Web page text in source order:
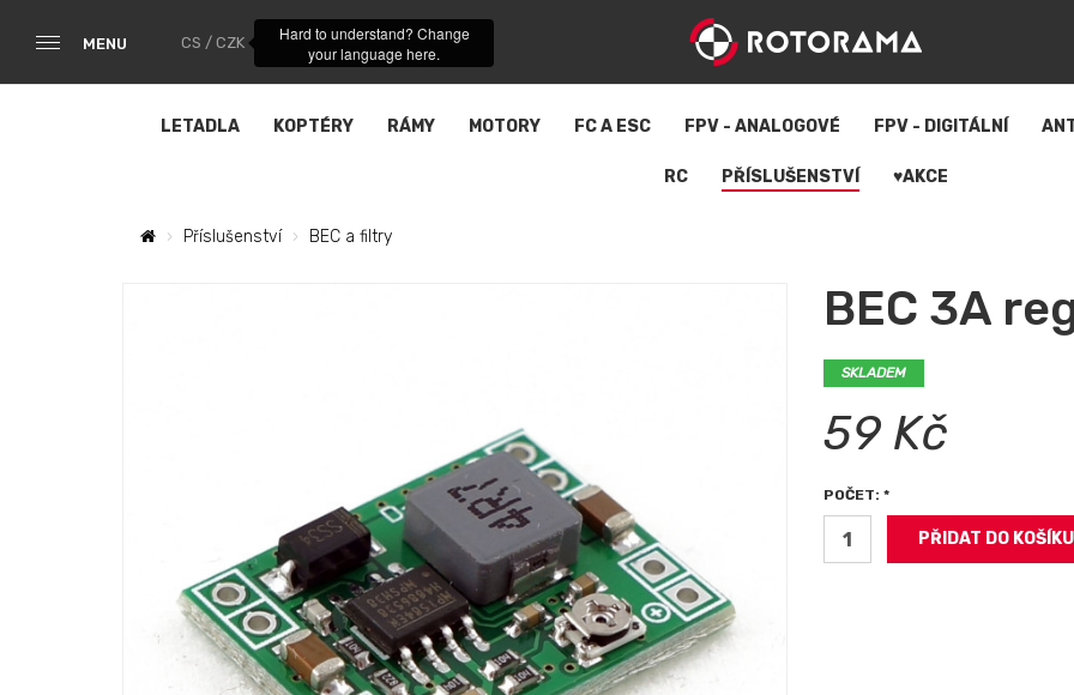
MENU CS / CZK
Hard to understand? Change
your language here.
LETADLA KOPTÉRY RÁMY MOTORY FC A ESC FPV - ANALOGOVÉ FPV - DIGITÁLNÍ
RC PŘÍSLUŠENSTVÍ ♥AKCE
Příslušenství BEC a filtry
BEC 3A
SKLADEM
59 Kč
POČET: *